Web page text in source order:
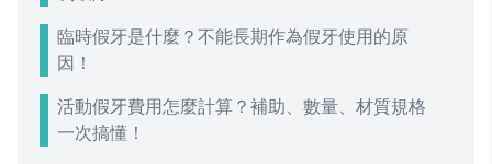
臨時假牙是什麼？不能長期作為假牙使用的原
因！
活動假牙費用怎麼計算？補助、數量、材質規格
一次搞懂！